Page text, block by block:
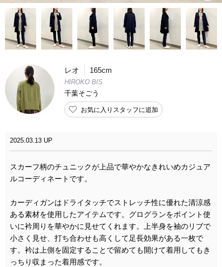
レオ 165cm
HIROKO BIS
千葉そごう
お気に入りスタッフに追加
2025.03.13 UP
スカーフ柄のチュニックが上品で華やかなきれいめカジュア
ルコーディネートです。
カーディガンはドライタッチでストレッチ性に優れた清涼感
ある素材を使用したアイテムです。グログランをポイント使
いに衿周りを華やかに見せてくれます。上半身を袖のリブで
小さく見せ、打ち合わせも高くして足長効果がある一枚で
す。衿は上側を固定することで留めても開けて着用してもき
っちり収まった着用感です。